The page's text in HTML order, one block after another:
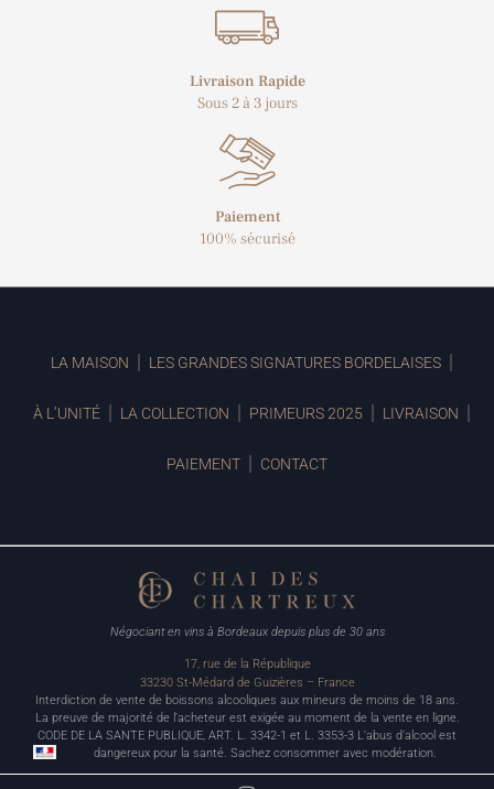
Livraison Rapide
Sous 2 à 3 jours
Paiement
100% sécurisé
LA MAISON LES GRANDES SIGNATURES BORDELAISES
À L’UNITÉ LA COLLECTION PRIMEURS 2025 LIVRAISON
PAIEMENT CONTACT
Négociant en vins à Bordeaux depuis plus de 30 ans
17, rue de la République
33230 St-Médard de Guizières – France
Interdiction de vente de boissons alcooliques aux mineurs de moins de 18 ans.
La preuve de majorité de l’acheteur est exigée au moment de la vente en ligne.
CODE DE LA SANTE PUBLIQUE, ART. L. 3342-1 et L. 3353-3 L’abus d’alcool est
dangereux pour la santé. Sachez consommer avec modération.